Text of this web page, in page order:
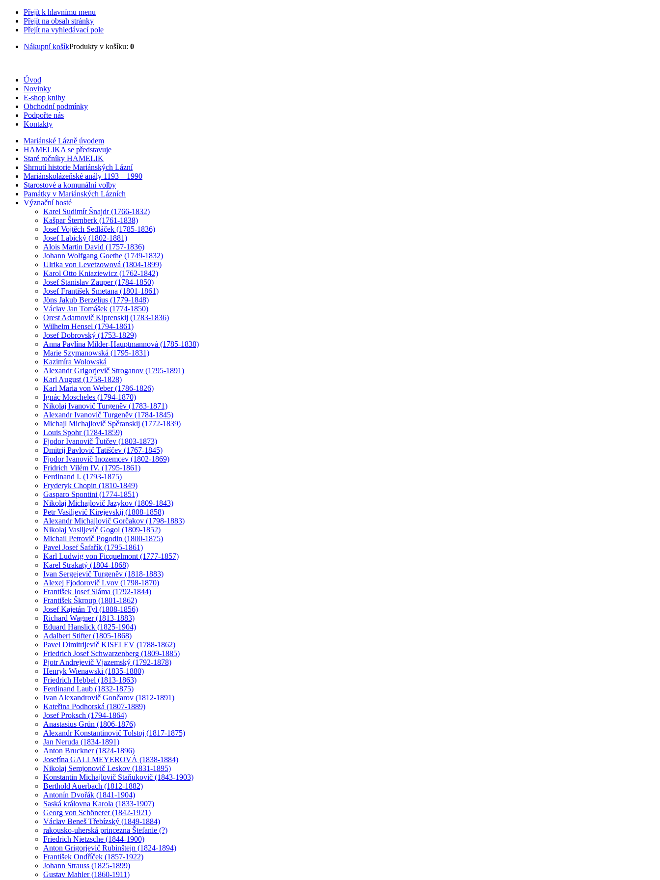
Přejít k hlavnímu menu
Přejít na obsah stránky
Přejít na vyhledávací pole
Nákupní košíkProdukty v košíku: 0
Úvod
Novinky
E-shop knihy
Obchodní podmínky
Podpořte nás
Kontakty
Mariánské Lázně úvodem
HAMELIKA se představuje
Staré ročníky HAMELIK
Shrnutí historie Mariánských Lázní
Mariánskolázeňské anály 1193 – 1990
Starostové a komunální volby
Památky v Mariánských Lázních
Význační hosté
Karel Sudimír Šnajdr (1766-1832)
Kašpar Šternberk (1761-1838)
Josef Vojtěch Sedláček (1785-1836)
Josef Labický (1802-1881)
Alois Martin David (1757-1836)
Johann Wolfgang Goethe (1749-1832)
Ulrika von Levetzowová (1804-1899)
Karol Otto Kniaziewicz (1762-1842)
Josef Stanislav Zauper (1784-1850)
Josef František Smetana (1801-1861)
Jöns Jakub Berzelius (1779-1848)
Václav Jan Tomášek (1774-1850)
Orest Adamovič Kiprenskij (1783-1836)
Wilhelm Hensel (1794-1861)
Josef Dobrovský (1753-1829)
Anna Pavlína Milder-Hauptmannová (1785-1838)
Marie Szymanowská (1795-1831)
Kazimíra Wolowská
Alexandr Grigorjevič Stroganov (1795-1891)
Karl August (1758-1828)
Karl Maria von Weber (1786-1826)
Ignác Moscheles (1794-1870)
Nikolaj Ivanovič Turgeněv (1783-1871)
Alexandr Ivanovič Turgeněv (1784-1845)
Michajl Michajlovič Spěranskij (1772-1839)
Louis Spohr (1784-1859)
Fjodor Ivanovič Ťutčev (1803-1873)
Dmitrij Pavlovič Tatiščev (1767-1845)
Fjodor Ivanovič Inozemcev (1802-1869)
Fridrich Vilém IV. (1795-1861)
Ferdinand I. (1793-1875)
Fryderyk Chopin (1810-1849)
Gasparo Spontini (1774-1851)
Nikolaj Michajlovič Jazykov (1809-1843)
Petr Vasiljevič Kirejevskij (1808-1858)
Alexandr Michajlovič Gorčakov (1798-1883)
Nikolaj Vasiljevič Gogol (1809-1852)
Michail Petrovič Pogodin (1800-1875)
Pavel Josef Šafařík (1795-1861)
Karl Ludwig von Ficquelmont (1777-1857)
Karel Strakatý (1804-1868)
Ivan Sergejevič Turgeněv (1818-1883)
Alexej Fjodorovič Lvov (1798-1870)
František Josef Sláma (1792-1844)
František Škroup (1801-1862)
Josef Kajetán Tyl (1808-1856)
Richard Wagner (1813-1883)
Eduard Hanslick (1825-1904)
Adalbert Stifter (1805-1868)
Pavel Dimitrijevič KISELEV (1788-1862)
Friedrich Josef Schwarzenberg (1809-1885)
Pjotr Andrejevič Vjazemský (1792-1878)
Henryk Wienawski (1835-1880)
Friedrich Hebbel (1813-1863)
Ferdinand Laub (1832-1875)
Ivan Alexandrovič Gončarov (1812-1891)
Kateřina Podhorská (1807-1889)
Josef Proksch (1794-1864)
Anastasius Grün (1806-1876)
Alexandr Konstantinovič Tolstoj (1817-1875)
Jan Neruda (1834-1891)
Anton Bruckner (1824-1896)
Josefína GALLMEYEROVÁ (1838-1884)
Nikolaj Semjonovič Leskov (1831-1895)
Konstantin Michajlovič Staňukovič (1843-1903)
Berthold Auerbach (1812-1882)
Antonín Dvořák (1841-1904)
Saská královna Karola (1833-1907)
Georg von Schönerer (1842-1921)
Václav Beneš Třebízský (1849-1884)
rakousko-uherská princezna Štefanie (?)
Friedrich Nietzsche (1844-1900)
Anton Grigorjevič Rubinštejn (1824-1894)
František Ondříček (1857-1922)
Johann Strauss (1825-1899)
Gustav Mahler (1860-1911)